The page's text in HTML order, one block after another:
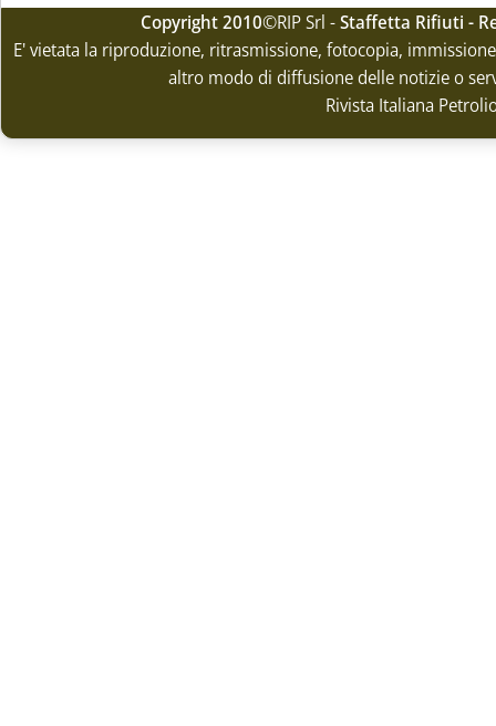
Copyright 2010©RIP Srl -Staffetta Rifiuti -
E' vietata la riproduzione, ritrasmissione, fotocopia,
altro modo di diffusione delle notizie o
Rivista Italiana